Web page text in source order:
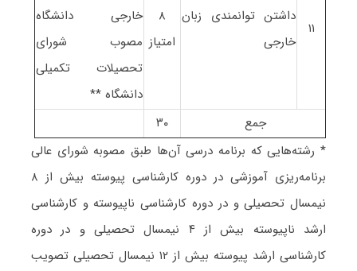
۱۱
داشتن توانمندی زبان
خارجی
۸
امتیاز
خارجی دانشگاه
مصوب شورای
تحصیلات تکمیلی
دانشگاه **
جمع
۳۰
* رشته‌هایی که برنامه درسی آن‌ها طبق مصوبه شورای عالی
برنامه‌ریزی آموزشی در دوره کارشناسی پیوسته بیش از ۸
نیمسال تحصیلی و در دوره کارشناسی ناپیوسته و کارشناسی
ارشد ناپیوسته بیش از ۴ نیمسال تحصیلی و در دوره
کارشناسی ارشد پیوسته بیش از ۱۲ نیمسال تحصیلی تصویب